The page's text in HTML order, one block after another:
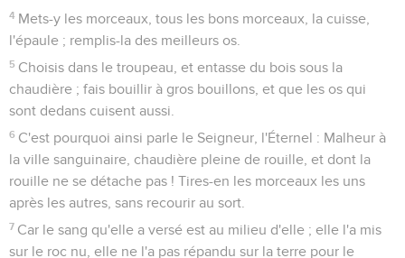
4 Mets-y les morceaux, tous les bons morceaux, la cuisse,
l'épaule ; remplis-la des meilleurs os.
5 Choisis dans le troupeau, et entasse du bois sous la
chaudière ; fais bouillir à gros bouillons, et que les os qui
sont dedans cuisent aussi.
6 C'est pourquoi ainsi parle le Seigneur, l'Éternel : Malheur à
la ville sanguinaire, chaudière pleine de rouille, et dont la
rouille ne se détache pas ! Tires-en les morceaux les uns
après les autres, sans recourir au sort.
7 Car le sang qu'elle a versé est au milieu d'elle ; elle l'a mis
sur le roc nu, elle ne l'a pas répandu sur la terre pour le